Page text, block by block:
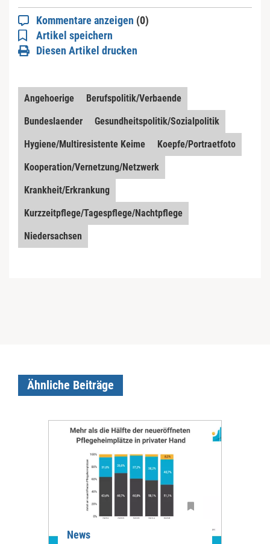
Kommentare anzeigen (0)
Artikel speichern
Diesen Artikel drucken
Angehoerige
Berufspolitik/Verbaende
Bundeslaender
Gesundheitspolitik/Sozialpolitik
Hygiene/Multiresistente Keime
Koepfe/Portraetfoto
Kooperation/Vernetzung/Netzwerk
Krankheit/Erkrankung
Kurzzeitpflege/Tagespflege/Nachtpflege
Niedersachsen
Ähnliche Beiträge
News